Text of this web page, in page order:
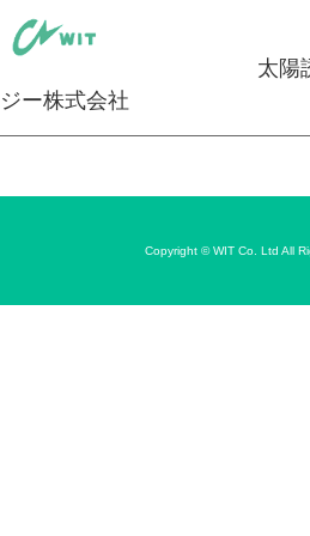
太陽
ジー株式会社
Copyright © WIT Co. Ltd All